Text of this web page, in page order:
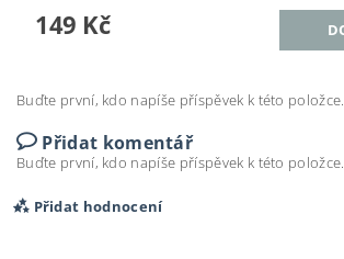
149 Kč
Buďte první, kdo napíše příspěvek k této položce.
Přidat komentář
Buďte první, kdo napíše příspěvek k této položce.
Přidat hodnocení